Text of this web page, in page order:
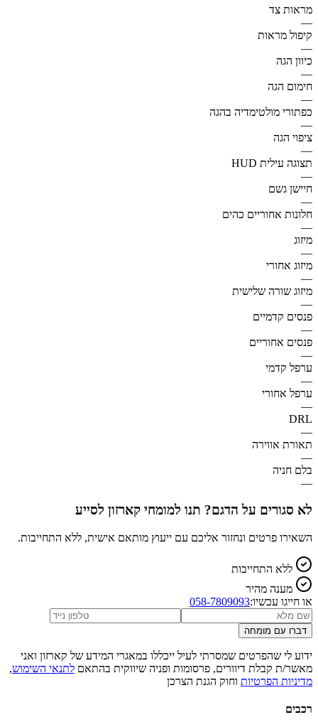
מראות צד
—
קיפול מראות
—
כיוון הגה
—
חימום הגה
—
כפתורי מולטימדיה בהגה
—
ציפוי הגה
—
תצוגה עילית HUD
—
חיישן גשם
—
חלונות אחוריים כהים
—
מיזוג
—
מיזוג אחורי
—
מיזוג שורה שלישית
—
פנסים קדמיים
—
פנסים אחוריים
—
ערפל קדמי
—
ערפל אחורי
—
DRL
—
תאורת אווירה
—
בלם חניה
—
לא סגורים על הדגם? תנו למומחי קארזון לסייע
השאירו פרטים ונחזור אליכם עם ייעוץ מותאם אישית, ללא התחייבות.
ללא התחייבות
מענה מהיר
או חייגו עכשיו:058-7809093
דברו עם מומחה
ידוע לי שהפרטים שמסרתי לעיל ייכללו במאגרי המידע של קארזון ואני
מאשר/ת קבלת דיוורים, פרסומות ופניה שיווקית בהתאם לתנאי השימוש,
מדיניות הפרטיות וחוק הגנת הצרכן
רכבים